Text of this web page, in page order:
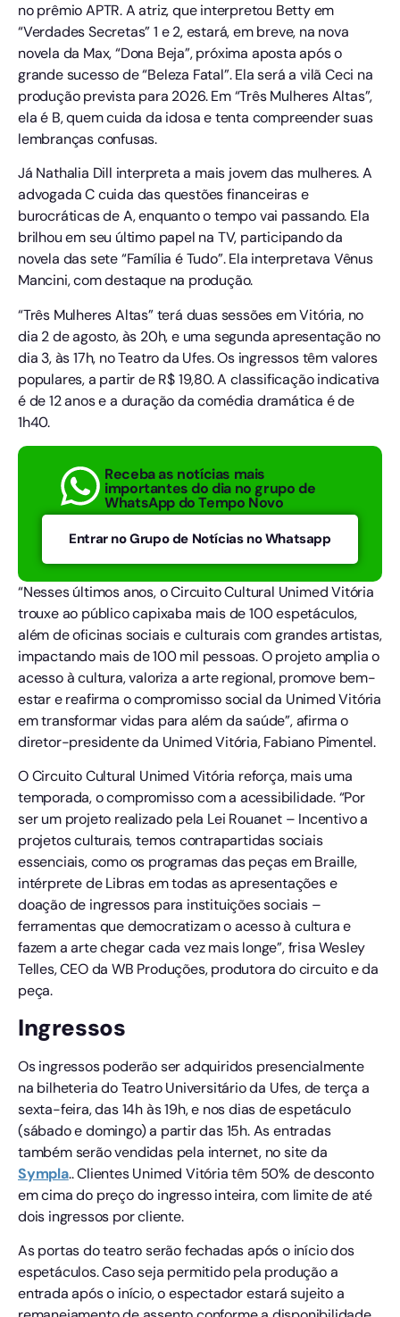
no prêmio APTR. A atriz, que interpretou Betty em
“Verdades Secretas” 1 e 2, estará, em breve, na nova
novela da Max, “Dona Beja”, próxima aposta após o
grande sucesso de “Beleza Fatal”. Ela será a vilã Ceci na
produção prevista para 2026. Em “Três Mulheres Altas”,
ela é B, quem cuida da idosa e tenta compreender suas
lembranças confusas.
Já Nathalia Dill interpreta a mais jovem das mulheres. A
advogada C cuida das questões financeiras e
burocráticas de A, enquanto o tempo vai passando. Ela
brilhou em seu último papel na TV, participando da
novela das sete “Família é Tudo”. Ela interpretava Vênus
Mancini, com destaque na produção.
“Três Mulheres Altas” terá duas sessões em Vitória, no
dia 2 de agosto, às 20h, e uma segunda apresentação no
dia 3, às 17h, no Teatro da Ufes. Os ingressos têm valores
populares, a partir de R$ 19,80. A classificação indicativa
é de 12 anos e a duração da comédia dramática é de
1h40.
Receba as notícias mais
importantes do dia no grupo de
WhatsApp do Tempo Novo
Entrar no Grupo de Notícias no Whatsapp
“Nesses últimos anos, o Circuito Cultural Unimed Vitória
trouxe ao público capixaba mais de 100 espetáculos,
além de oficinas sociais e culturais com grandes artistas,
impactando mais de 100 mil pessoas. O projeto amplia o
acesso à cultura, valoriza a arte regional, promove bem-
estar e reafirma o compromisso social da Unimed Vitória
em transformar vidas para além da saúde”, afirma o
diretor-presidente da Unimed Vitória, Fabiano Pimentel.
O Circuito Cultural Unimed Vitória reforça, mais uma
temporada, o compromisso com a acessibilidade. “Por
ser um projeto realizado pela Lei Rouanet – Incentivo a
projetos culturais, temos contrapartidas sociais
essenciais, como os programas das peças em Braille,
intérprete de Libras em todas as apresentações e
doação de ingressos para instituições sociais –
ferramentas que democratizam o acesso à cultura e
fazem a arte chegar cada vez mais longe”, frisa Wesley
Telles, CEO da WB Produções, produtora do circuito e da
peça.
Ingressos
Os ingressos poderão ser adquiridos presencialmente
na bilheteria do Teatro Universitário da Ufes, de terça a
sexta-feira, das 14h às 19h, e nos dias de espetáculo
(sábado e domingo) a partir das 15h. As entradas
também serão vendidas pela internet, no site da
Sympla.. Clientes Unimed Vitória têm 50% de desconto
em cima do preço do ingresso inteira, com limite de até
dois ingressos por cliente.
As portas do teatro serão fechadas após o início dos
espetáculos. Caso seja permitido pela produção a
entrada após o início, o espectador estará sujeito a